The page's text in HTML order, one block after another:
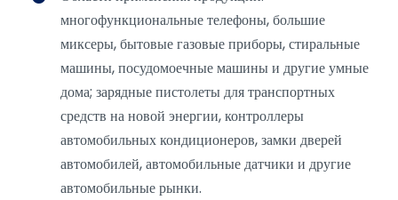
многофункциональные телефоны, большие
миксеры, бытовые газовые приборы, стиральные
машины, посудомоечные машины и другие умные
дома; зарядные пистолеты для транспортных
средств на новой энергии, контроллеры
автомобильных кондиционеров, замки дверей
автомобилей, автомобильные датчики и другие
автомобильные рынки.